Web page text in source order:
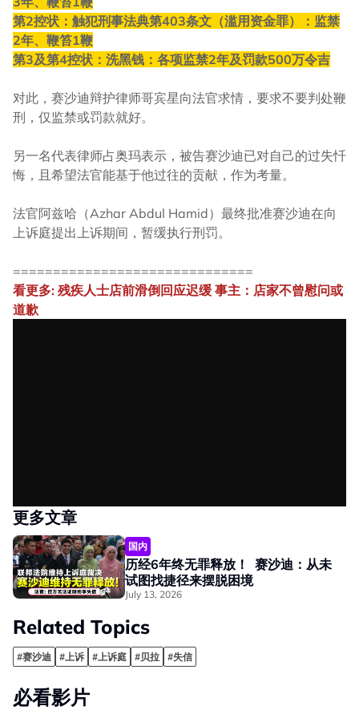
第2控状：触犯刑事法典第403条文（滥用资金罪）：监禁
2年、鞭笞1鞭
第3及第4控状：洗黑钱：各项监禁2年及罚款500万令吉
对此，赛沙迪辩护律师哥宾星向法官求情，要求不要判处鞭
刑，仅监禁或罚款就好。
另一名代表律师占奥玛表示，被告赛沙迪已对自己的过失忏
悔，且希望法官能基于他过往的贡献，作为考量。
法官阿兹哈（Azhar Abdul Hamid）最终批准赛沙迪在向
上诉庭提出上诉期间，暂缓执行刑罚。
==============================
看更多: 残疾人士店前滑倒回应迟缓 事主：店家不曾慰问或
道歉
更多文章
国内
历经6年终无罪释放！ 赛沙迪：从未
试图找捷径来摆脱困境
July 13, 2026
Related Topics
#赛沙迪 #上诉 #上诉庭 #贝拉 #失信
必看影片